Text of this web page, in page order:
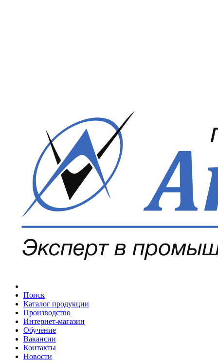
Поиск
Каталог продукции
Производство
Интернет-магазин
Обучение
Вакансии
Контакты
Новости